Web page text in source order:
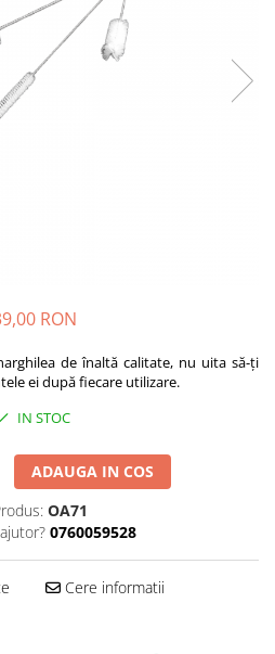
RON
de înaltă calitate, nu uita să-ți
ei după fiecare utilizare.
IN STOC
ADAUGA IN COS
OA71
0760059528
Cere informatii